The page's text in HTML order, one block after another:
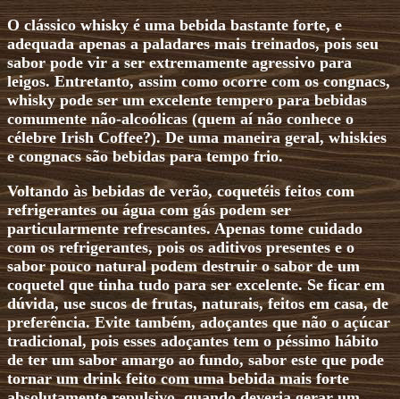
O clássico whisky é uma bebida bastante forte, e
adequada apenas a paladares mais treinados, pois seu
sabor pode vir a ser extremamente agressivo para
leigos. Entretanto, assim como ocorre com os congnacs,
whisky pode ser um excelente tempero para bebidas
comumente não-alcoólicas (quem aí não conhece o
célebre Irish Coffee?). De uma maneira geral, whiskies
e congnacs são bebidas para tempo frio.
Voltando às bebidas de verão, coquetéis feitos com
refrigerantes ou água com gás podem ser
particularmente refrescantes. Apenas tome cuidado
com os refrigerantes, pois os aditivos presentes e o
sabor pouco natural podem destruir o sabor de um
coquetel que tinha tudo para ser excelente. Se ficar em
dúvida, use sucos de frutas, naturais, feitos em casa, de
preferência. Evite também, adoçantes que não o açúcar
tradicional, pois esses adoçantes tem o péssimo hábito
de ter um sabor amargo ao fundo, sabor este que pode
tornar um drink feito com uma bebida mais forte